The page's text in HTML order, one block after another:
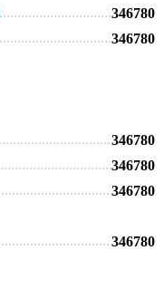
346780
346780
346780
346780
346780
346780